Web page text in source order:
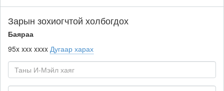
Зарын зохиогчтой холбогдох
Баяраа
95x xxx xxxx Дугаар харах